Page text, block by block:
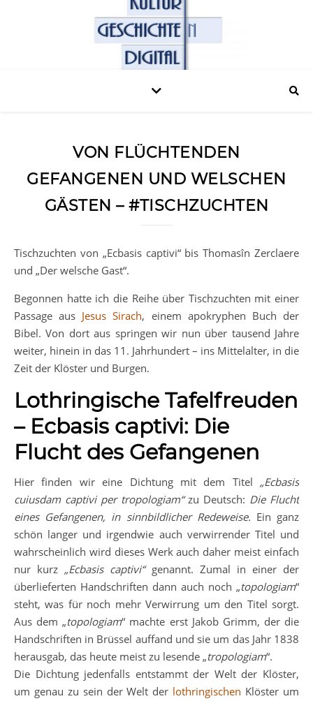
VON FLÜCHTENDEN
GEFANGENEN UND WELSCHEN
GÄSTEN – #TISCHZUCHTEN
Tischzuchten von „Ecbasis captivi“ bis Thomasîn Zerclaere
und „Der welsche Gast“.
Begonnen hatte ich die Reihe über Tischzuchten mit einer
Passage aus Jesus Sirach, einem apokryphen Buch der
Bibel. Von dort aus springen wir nun über tausend Jahre
weiter, hinein in das 11. Jahrhundert – ins Mittelalter, in die
Zeit der Klöster und Burgen.
Lothringische Tafelfreuden
– Ecbasis captivi: Die
Flucht des Gefangenen
Hier finden wir eine Dichtung mit dem Titel „Ecbasis
cuiusdam captivi per tropologiam“zu Deutsch: Die Flucht
eines Gefangenen, in sinnbildlicher Redeweise. Ein ganz
schön langer und irgendwie auch verwirrender Titel und
wahrscheinlich wird dieses Werk auch daher meist einfach
nur kurz„Ecbasis captivi“genannt. Zumal in einer der
überlieferten Handschriften dann auch noch „topologiam“
steht, was für noch mehr Verwirrung um den Titel sorgt.
Aus dem „topologiam“ machte erst Jakob Grimm, der die
Handschriften in Brüssel auffand und sie um das Jahr 1838
herausgab, das heute meist zu lesende „tropologiam“.
Die Dichtung jedenfalls entstammt der Welt der Klöster,
um genau zu sein der Welt der lothringischen Klöster um